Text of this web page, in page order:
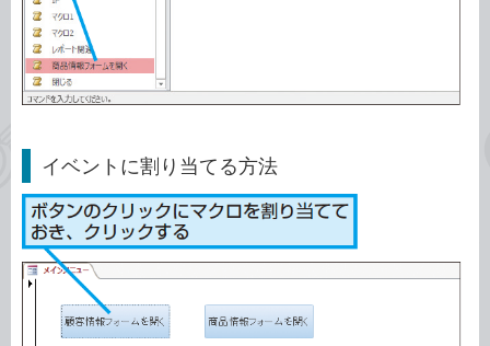
イベントに割り当てる方法